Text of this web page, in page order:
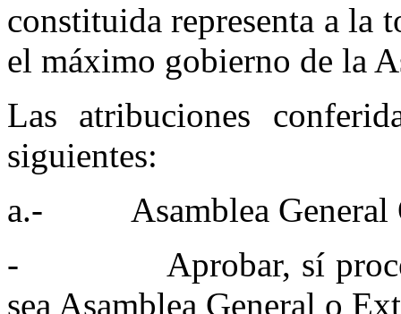
constituida representa a la
el máximo gobierno de la
Las atribuciones
siguientes:
a.- Asamblea General
- Aprobar, sí procede,
sea Asamblea General o